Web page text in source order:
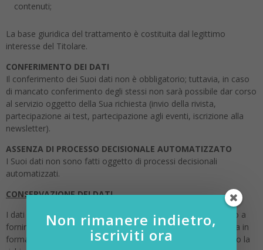
contenuti;
La base giuridica del trattamento è costituita dal legittimo
interesse del Titolare.
CONFERIMENTO DEI DATI
Il conferimento dei Suoi dati non è obbligatorio; tuttavia, in caso
di mancato conferimento degli stessi non sarà possibile dar corso
al servizio oggetto della Sua richiesta (invio della rivista,
partecipazione ai test, partecipazione agli eventi, iscrizione alla
newsletter).
ASSENZA DI PROCESSO DECISIONALE AUTOMATIZZATO
I Suoi dati non sono fatti oggetto di processi decisionali
automatizzati.
CONSERVAZIONE DEI DATI
I dati saranno trattati esclusivamente per il tempo necessario a
fornire il servizio descritto nel sito o per il recapito della rivista in
formato cartaceo o comunque fino a quando non riceveremo la
Non rimanere indietro,
iscriviti ora